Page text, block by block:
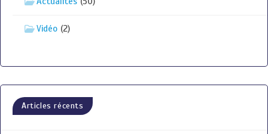
Vidéo (2)
Articles récents